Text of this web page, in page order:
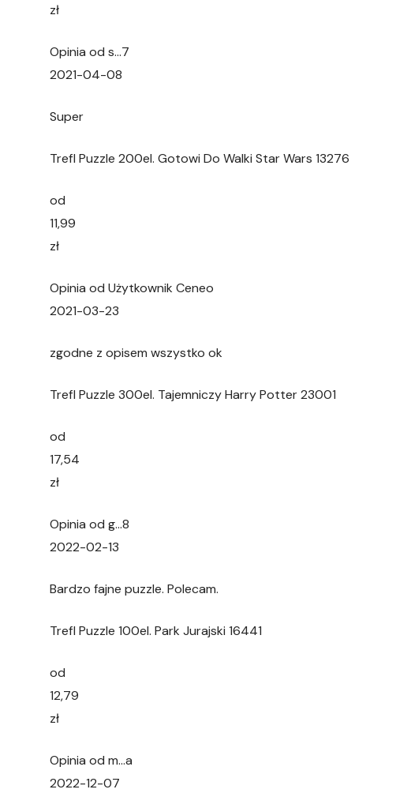
zł
Opinia od s…7
2021-04-08
Super
Trefl Puzzle 200el. Gotowi Do Walki Star Wars 13276
od
11,99
zł
Opinia od Użytkownik Ceneo
2021-03-23
zgodne z opisem wszystko ok
Trefl Puzzle 300el. Tajemniczy Harry Potter 23001
od
17,54
zł
Opinia od g…8
2022-02-13
Bardzo fajne puzzle. Polecam.
Trefl Puzzle 100el. Park Jurajski 16441
od
12,79
zł
Opinia od m…a
2022-12-07